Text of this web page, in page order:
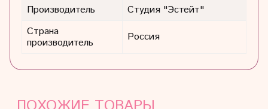
Производитель
Студия "Эстейт"
Страна
производитель
Россия